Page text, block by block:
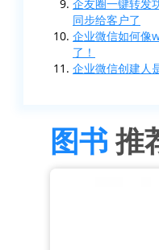
企友圈一键转发
同步给客户了
企业微信如何像
了！
企业微信创建人
图书推